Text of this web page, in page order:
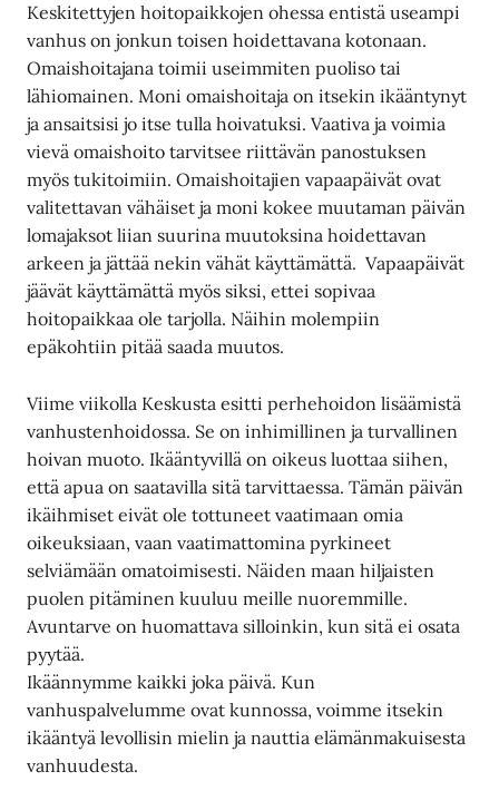
Keskitettyjen hoitopaikkojen ohessa entistä useampi
vanhus on jonkun toisen hoidettavana kotonaan.
Omaishoitajana toimii useimmiten puoliso tai
lähiomainen. Moni omaishoitaja on itsekin ikääntynyt
ja ansaitsisi jo itse tulla hoivatuksi. Vaativa ja voimia
vievä omaishoito tarvitsee riittävän panostuksen
myös tukitoimiin. Omaishoitajien vapaapäivät ovat
valitettavan vähäiset ja moni kokee muutaman päivän
lomajaksot liian suurina muutoksina hoidettavan
arkeen ja jättää nekin vähät käyttämättä. Vapaapäivät
jäävät käyttämättä myös siksi, ettei sopivaa
hoitopaikkaa ole tarjolla. Näihin molempiin
epäkohtiin pitää saada muutos.
Viime viikolla Keskusta esitti perhehoidon lisäämistä
vanhustenhoidossa. Se on inhimillinen ja turvallinen
hoivan muoto. Ikääntyvillä on oikeus luottaa siihen,
että apua on saatavilla sitä tarvittaessa. Tämän päivän
ikäihmiset eivät ole tottuneet vaatimaan omia
oikeuksiaan, vaan vaatimattomina pyrkineet
selviämään omatoimisesti. Näiden maan hiljaisten
puolen pitäminen kuuluu meille nuoremmille.
Avuntarve on huomattava silloinkin, kun sitä ei osata
pyytää.
Ikäännymme kaikki joka päivä. Kun
vanhuspalvelumme ovat kunnossa, voimme itsekin
ikääntyä levollisin mielin ja nauttia elämänmakuisesta
vanhuudesta.